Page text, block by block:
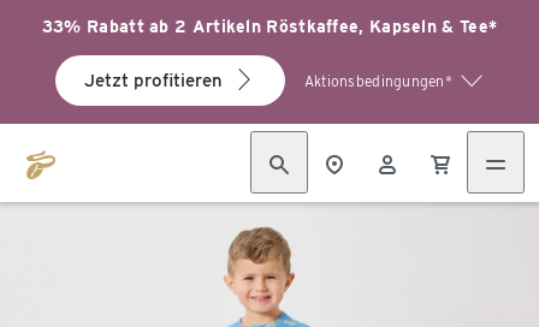
33% Rabatt ab 2 Artikeln Röstkaffee, Kapseln & Tee*
Jetzt profitieren Aktionsbedingungen*